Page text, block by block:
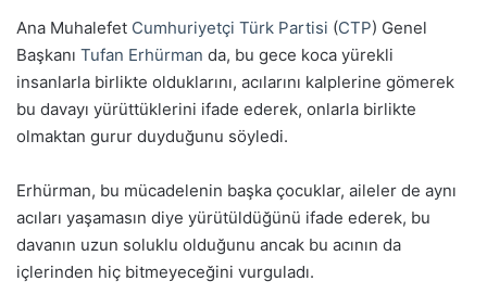
Ana Muhalefet Cumhuriyetçi Türk Partisi (CTP) Genel
Başkanı Tufan Erhürman da, bu gece koca yürekli
insanlarla birlikte olduklarını, acılarını kalplerine gömerek
bu davayı yürüttüklerini ifade ederek, onlarla birlikte
olmaktan gurur duyduğunu söyledi.
Erhürman, bu mücadelenin başka çocuklar, aileler de aynı
acıları yaşamasın diye yürütüldüğünü ifade ederek, bu
davanın uzun soluklu olduğunu ancak bu acının da
içlerinden hiç bitmeyeceğini vurguladı.